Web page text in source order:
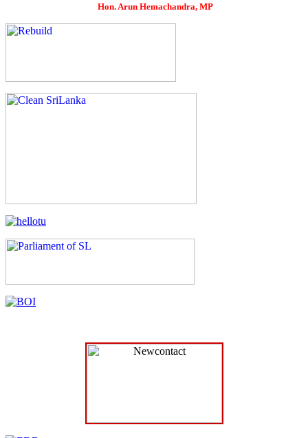
Hon. Arun Hemachandra, MP